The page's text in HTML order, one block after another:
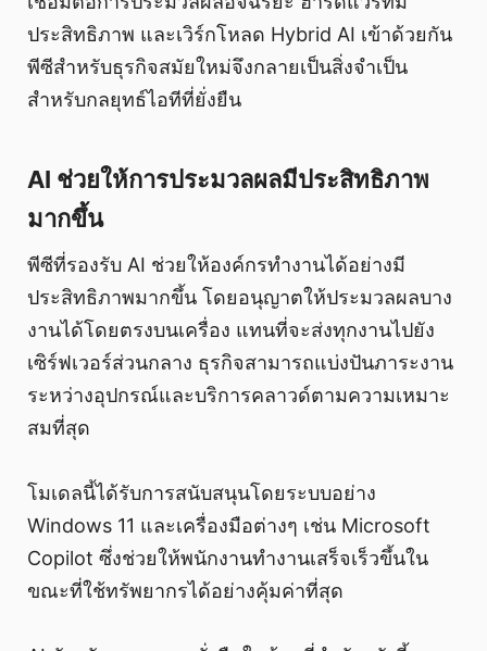
ประสิทธิภาพ และเวิร์กโหลด Hybrid AI เข้าด้วยกัน
พีซีสำหรับธุรกิจสมัยใหม่จึงกลายเป็นสิ่งจำเป็น
สำหรับกลยุทธ์ไอทีที่ยั่งยืน
AI ช่วยให้การประมวลผลมีประสิทธิภาพ
มากขึ้น
พีซีที่รองรับ AI ช่วยให้องค์กรทำงานได้อย่างมี
ประสิทธิภาพมากขึ้น โดยอนุญาตให้ประมวลผลบาง
งานได้โดยตรงบนเครื่อง แทนที่จะส่งทุกงานไปยัง
เซิร์ฟเวอร์ส่วนกลาง ธุรกิจสามารถแบ่งปันภาระงาน
ระหว่างอุปกรณ์และบริการคลาวด์ตามความเหมาะ
สมที่สุด
โมเดลนี้ได้รับการสนับสนุนโดยระบบอย่าง
Windows 11 และเครื่องมือต่างๆ เช่น Microsoft
Copilot ซึ่งช่วยให้พนักงานทำงานเสร็จเร็วขึ้นใน
ขณะที่ใช้ทรัพยากรได้อย่างคุ้มค่าที่สุด